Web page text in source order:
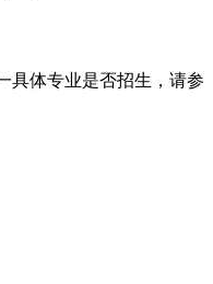
体专业是否招生，请参